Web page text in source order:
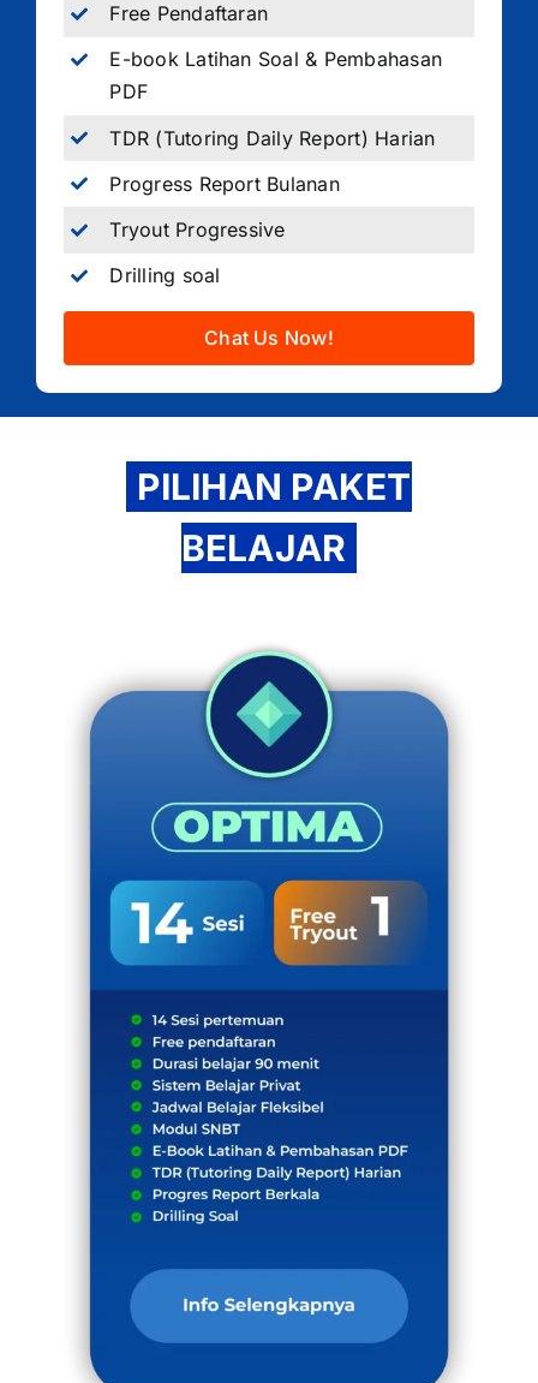
Free Pendaftaran
E-book Latihan Soal & Pembahasan
PDF
TDR (Tutoring Daily Report) Harian
Progress Report Bulanan
Tryout Progressive
Drilling soal
Chat Us Now!
PILIHAN PAKET
BELAJAR